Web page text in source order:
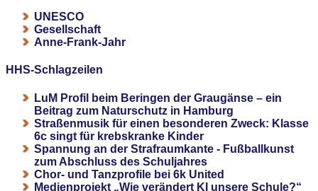
UNESCO
Gesellschaft
Anne-Frank-Jahr
HHS-Schlagzeilen
LuM Profil beim Beringen der Graugänse – ein
Beitrag zum Naturschutz in Hamburg
Straßenmusik für einen besonderen Zweck: Klasse
6c singt für krebskranke Kinder
Spannung an der Strafraumkante - Fußballkunst
zum Abschluss des Schuljahres
Chor- und Tanzprofile bei 6k United
Medienprojekt „Wie verändert KI unsere Schule?“